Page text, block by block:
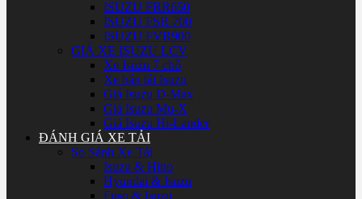
ISUZU FRR650
ISUZU FSR 700
ISUZU FVR900
GIÁ XE ISUZU LCV
Xe Isuzu 7 chổ
Xe bán tải Isuzu
Giá Isuzu D-Max
Giá Isuzu Mu-X
Giá Isuzu Hi-Lander
ĐÁNH GIÁ XE TẢI
So Sánh Xe Tải
Isuzu & Hino
Hyundai & Isuzu
Fuso & Isuzu